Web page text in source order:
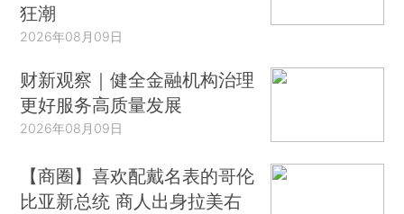
狂潮
2026年08月09日
财新观察｜健全金融机构治理
更好服务高质量发展
2026年08月09日
【商圈】喜欢配戴名表的哥伦
比亚新总统 商人出身拉美右